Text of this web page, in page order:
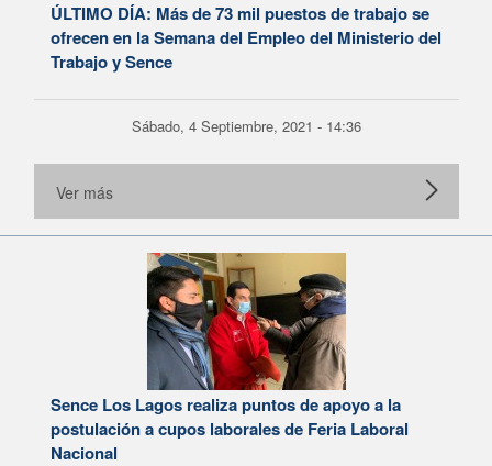
ÚLTIMO DÍA: Más de 73 mil puestos de trabajo se
ofrecen en la Semana del Empleo del Ministerio del
Trabajo y Sence
Sábado, 4 Septiembre, 2021 - 14:36
Ver más
Sence Los Lagos realiza puntos de apoyo a la
postulación a cupos laborales de Feria Laboral
Nacional